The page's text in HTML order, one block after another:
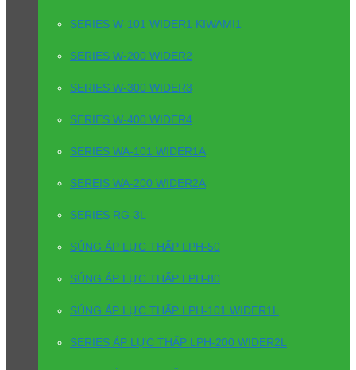
SERIES W-101 WIDER1 KIWAMI1
SERIES W-200 WIDER2
SERIES W-300 WIDER3
SERIES W-400 WIDER4
SERIES WA-101 WIDER1A
SEREIS WA-200 WIDER2A
SERIES RG-3L
SÚNG ÁP LỰC THẤP LPH-50
SÚNG ÁP LỰC THẤP LPH-80
SÚNG ÁP LỰC THẤP LPH-101 WIDER1L
SERIES ÁP LỰC THẤP LPH-200 WIDER2L